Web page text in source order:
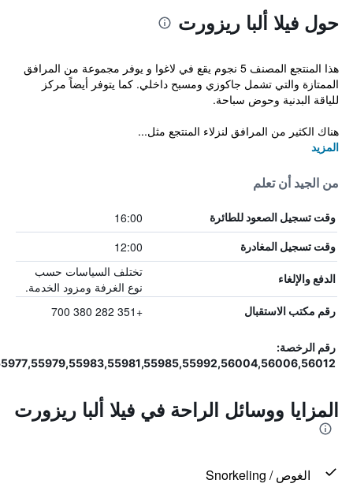
حول فيلا ألبا ريزورت
هذا المنتجع المصنف 5 نجوم يقع في لاغوا و يوفر مجموعة من المرافق
الممتازة والتي تشمل جاكوزي ومسبح داخلي. كما يتوفر أيضاً مركز
للياقة البدنية وحوض سباحة.
هناك الكثير من المرافق لنزلاء المنتجع مثل...
المزيد
من الجيد أن تعلم
وقت تسجيل الصعود للطائرة 16:00
وقت تسجيل المغادرة 12:00
الدفع والإلغاء
تختلف السياسات حسب
نوع الغرفة ومزود الخدمة.
رقم مكتب الاستقبال +351 282 380 700
رقم الرخصة:
AL
المزايا ووسائل الراحة في فيلا ألبا ريزورت
الغوص / Snorkeling